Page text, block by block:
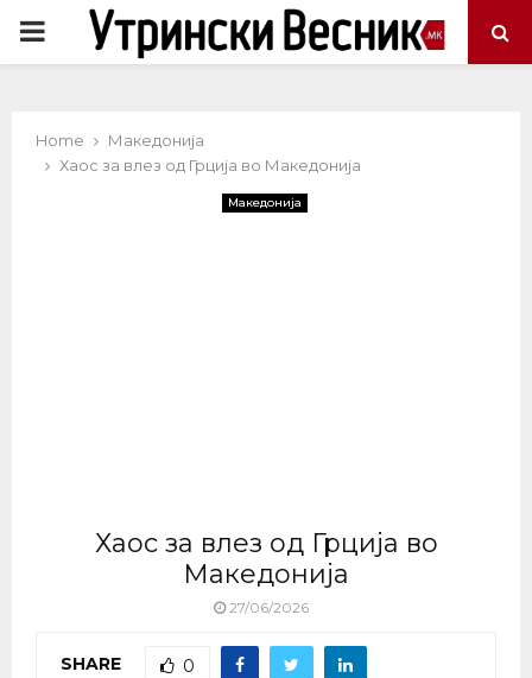
PRIMARY
Home
Македонија
Хаос за влез од Грција во Македонија
Македонија
Хаос за влез од Грција во
Македонија
27/06/2026
SHARE 0